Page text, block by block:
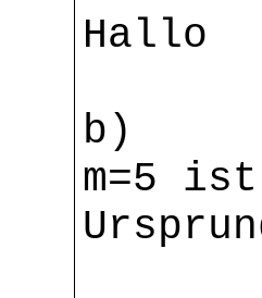
Hallo
b)
m=5